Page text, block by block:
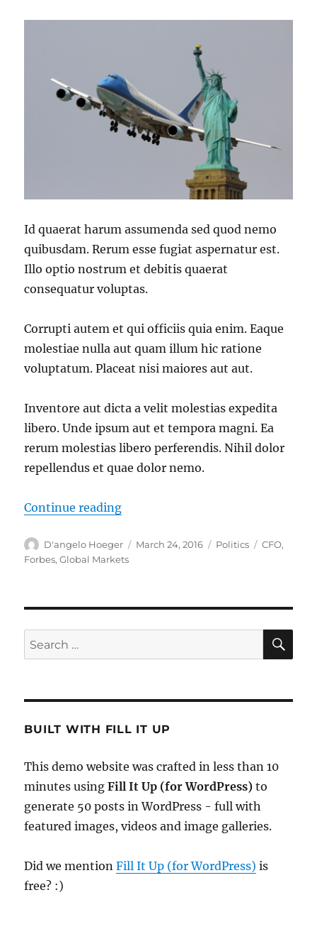
Id quaerat harum assumenda sed quod nemo
quibusdam. Rerum esse fugiat aspernatur est.
Illo optio nostrum et debitis quaerat
consequatur voluptas.
Corrupti autem et qui officiis quia enim. Eaque
molestiae nulla aut quam illum hic ratione
voluptatum. Placeat nisi maiores aut aut.
Inventore aut dicta a velit molestias expedita
libero. Unde ipsum aut et tempora magni. Ea
rerum molestias libero perferendis. Nihil dolor
repellendus et quae dolor nemo.
Continue reading“Incidunt nemo aut dolores
Author
D'angelo Hoeger
Posted
March 24, 2016 Categories
Politics Tags
CFO,
Forbes,Global Markets
Search
for:
BUILT WITH FILL IT UP
This demo website was crafted in less than 10
minutes usingFill It Up (for WordPress) to
generate 50 posts in WordPress - full with
featured images, videos and image galleries.
Did we mentionFill It Up (for WordPress) is
free? :)